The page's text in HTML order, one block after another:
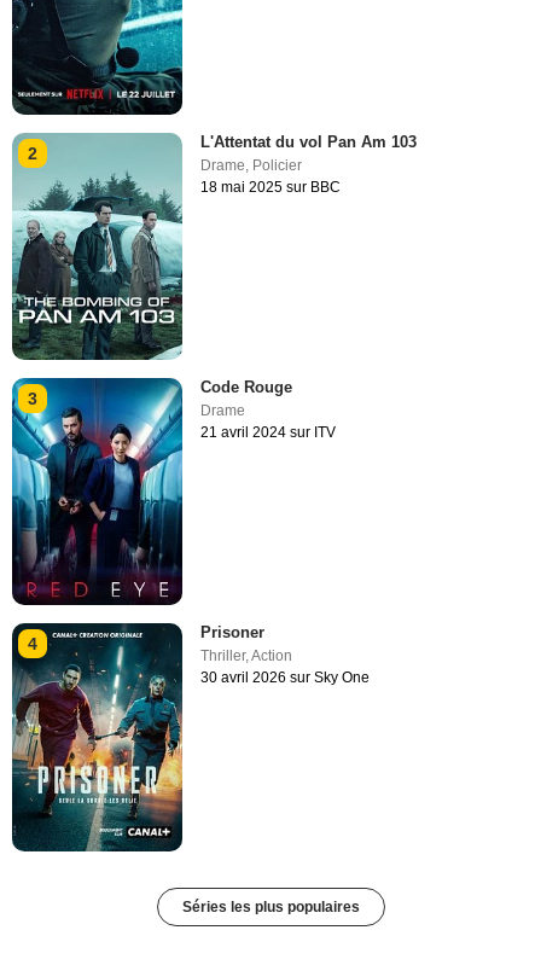
2
L'Attentat du vol Pan Am 103
Drame Policier
18 mai 2025 sur BBC
3
Code Rouge
Drame
21 avril 2024 sur ITV
4
Prisoner
Thriller,Action
30 avril 2026 sur Sky One
Séries les plus populaires